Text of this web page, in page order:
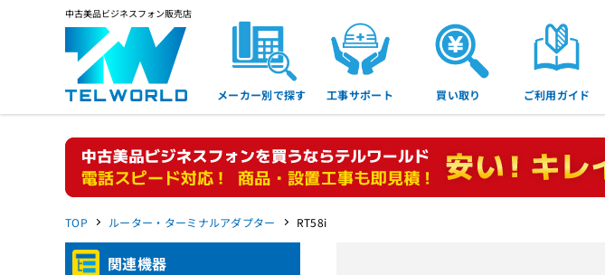
中古美品ビジネスフォン販売店
メーカー別で探す 工事サポート 買い取り ご利用ガイド
TOP ルーター・ターミナルアダプター RT58i
関連機器